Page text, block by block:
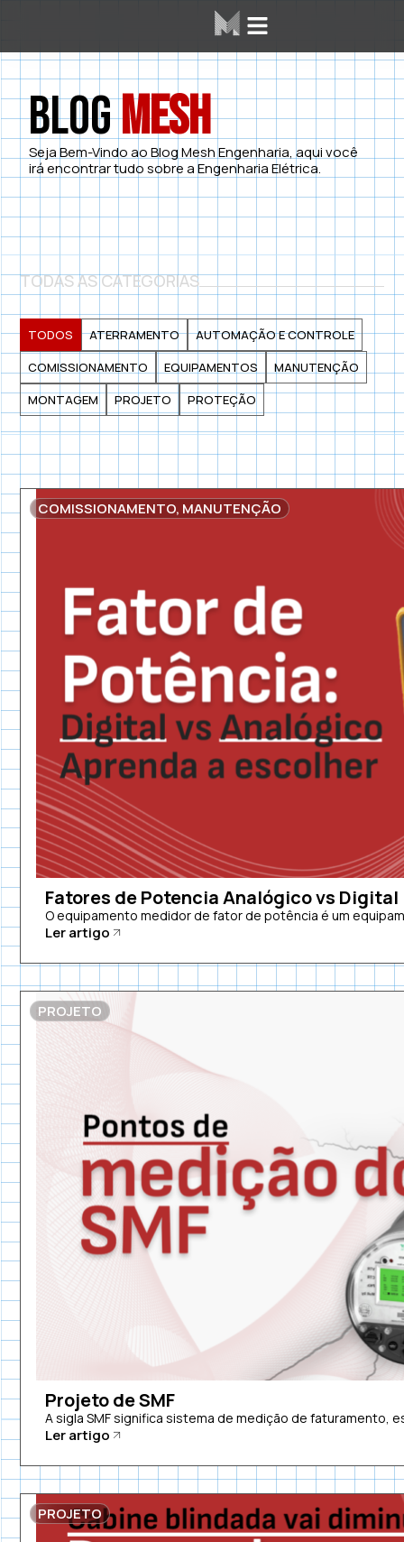
BlogMesh
Seja Bem-Vindo ao Blog Mesh Engenharia, aqui você
irá encontrar tudo sobre a Engenharia Elétrica.
TODAS AS CATEGORIAS
ATERRAMENTO
AUTOMAÇÃO E CONTROLE
COMISSIONAMENTO
EQUIPAMENTOS
MANUTENÇÃO
MONTAGEM
PROJETO PROTEÇÃO
TODOS
COMISSIONAMENTO, MANUTENÇÃO
Fatores de Potencia Analógico vs Digital
O equipamento medidor de fator de potência é um
Ler artigo
PROJETO
Projeto de SMF
A sigla SMF significa sistema de medição de faturamento,
Ler artigo
PROJETO